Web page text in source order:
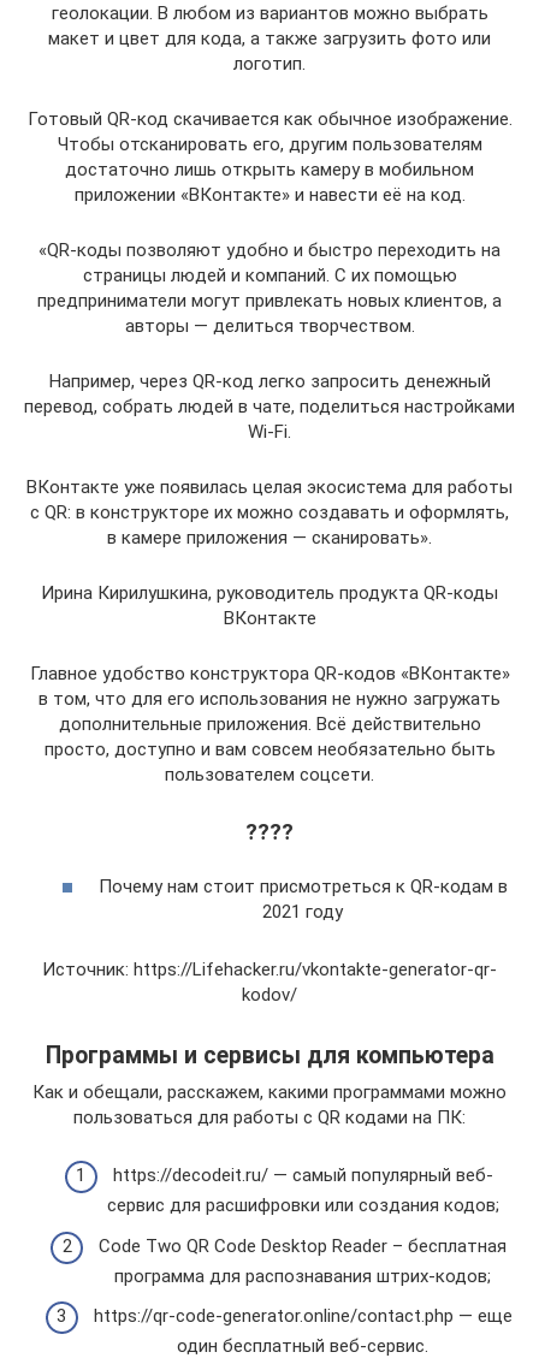
геолокации. В любом из вариантов можно выбрать
макет и цвет для кода, а также загрузить фото или
логотип.
Готовый QR-код скачивается как обычное изображение.
Чтобы отсканировать его, другим пользователям
достаточно лишь открыть камеру в мобильном
приложении «ВКонтакте» и навести её на код.
«QR-коды позволяют удобно и быстро переходить на
страницы людей и компаний. С их помощью
предприниматели могут привлекать новых клиентов, а
авторы — делиться творчеством.
Например, через QR-код легко запросить денежный
перевод, собрать людей в чате, поделиться настройками
Wi-Fi.
ВКонтакте уже появилась целая экосистема для работы
с QR: в конструкторе их можно создавать и оформлять,
в камере приложения — сканировать».
Ирина Кирилушкина, руководитель продукта QR-коды
ВКонтакте
Главное удобство конструктора QR-кодов «ВКонтакте»
в том, что для его использования не нужно загружать
дополнительные приложения. Всё действительно
просто, доступно и вам совсем необязательно быть
пользователем соцсети.
????
Почему нам стоит присмотреться к QR-кодам в
2021 году
Источник: https://Lifehacker.ru/vkontakte-generator-qr-
kodov/
Программы и сервисы для компьютера
Как и обещали, расскажем, какими программами можно
пользоваться для работы с QR кодами на ПК:
https://decodeit.ru/ — самый популярный веб-
сервис для расшифровки или создания кодов;
Code Two QR Code Desktop Reader – бесплатная
программа для распознавания штрих-кодов;
https://qr-code-generator.online/contact.php — еще
один бесплатный веб-сервис.